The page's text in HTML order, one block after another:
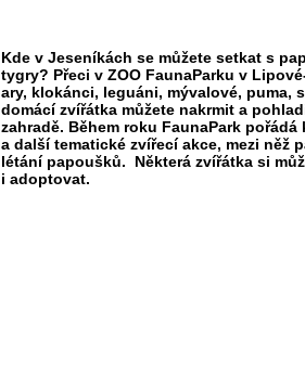
Kde v Jeseníkách se můžete setkat s
tygry? Přeci v ZOO FaunaParku v
ary, klokánci, leguáni, mývalové, puma,
domácí zvířátka můžete nakrmit a
zahradě. Během roku FaunaPark pořádá
a další tematické zvířecí akce, mezi něž
létání papoušků. Některá zvířátka si
i adoptovat.